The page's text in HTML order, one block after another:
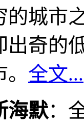
的城市
出奇的
全文...
海默：